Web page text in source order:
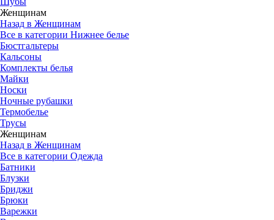
Женщинам
Назад в Женщинам
Все в категории Нижнее белье
Бюстгальтеры
Кальсоны
Комплекты белья
Майки
Носки
Ночные рубашки
Термобелье
Трусы
Женщинам
Назад в Женщинам
Все в категории Одежда
Батники
Блузки
Бриджи
Брюки
Варежки